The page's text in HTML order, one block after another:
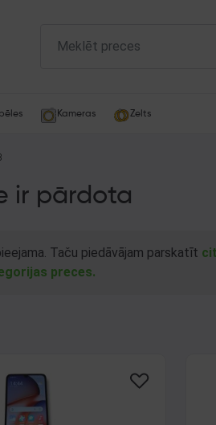
Kameras Zelts
ir pārdota
Taču piedāvājam parskatīt
preces.